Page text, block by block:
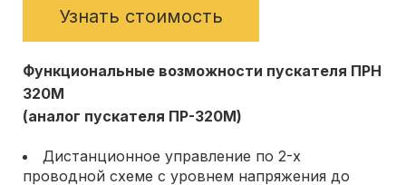
Узнать стоимость
Функциональные возможности пускателя ПРН
320М
(аналог пускателя ПР-320М)
Дистанционное управление по 2-х
проводной схеме с уровнем напряжения до